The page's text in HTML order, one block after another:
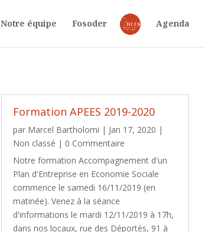
Notre équipe Fosoder Agenda
Formation APEES 2019-2020
par Marcel Bartholomi | Jan 17, 2020 |
Non classé | 0 Commentaire
Notre formation Accompagnement d'un
Plan d'Entreprise en Economie Sociale
commence le samedi 16/11/2019 (en
matinée). Venez à la séance
d'informations le mardi 12/11/2019 à 17h,
dans nos locaux, rue des Déportés, 91 à